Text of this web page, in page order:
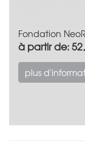
Fondation NeoR
à partir de:
plus